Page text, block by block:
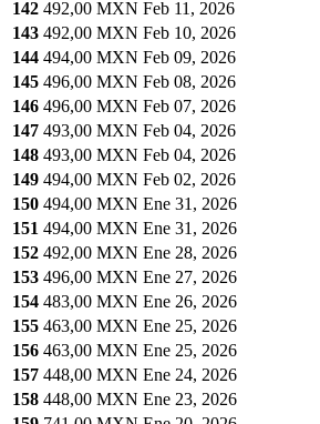
142 492,00 MXN Feb 11, 2026
143 492,00 MXN Feb 10, 2026
144 494,00 MXN Feb 09, 2026
145 496,00 MXN Feb 08, 2026
146 496,00 MXN Feb 07, 2026
147 493,00 MXN Feb 04, 2026
148 493,00 MXN Feb 04, 2026
149 494,00 MXN Feb 02, 2026
150 494,00 MXN Ene 31, 2026
151 494,00 MXN Ene 31, 2026
152 492,00 MXN Ene 28, 2026
153 496,00 MXN Ene 27, 2026
154 483,00 MXN Ene 26, 2026
155 463,00 MXN Ene 25, 2026
156 463,00 MXN Ene 25, 2026
157 448,00 MXN Ene 24, 2026
158 448,00 MXN Ene 23, 2026